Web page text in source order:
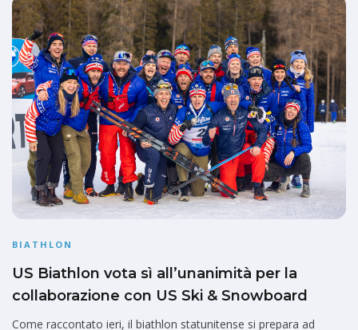
BIATHLON
US Biathlon vota sì all’unanimità per la
collaborazione con US Ski & Snowboard
Come raccontato ieri, il biathlon statunitense si prepara ad